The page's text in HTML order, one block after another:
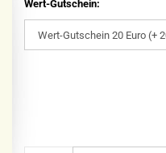
Wert-Gutschein: